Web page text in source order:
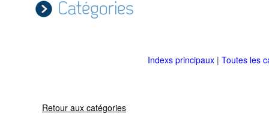
Catégories
Indexs principaux | Toutes les
Retour aux catégories